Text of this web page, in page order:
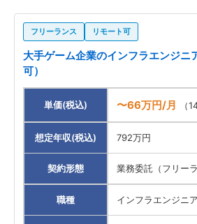
フリーランス リモート可
大手ゲーム企業のインフラエンジニ
可）
単価(税込) 〜66万円/月 （
想定年収(税込) 792万円
契約形態 業務委託（フリーラ
職種 インフラエンジニア